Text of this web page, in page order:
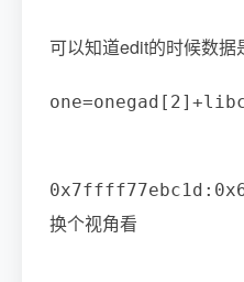
可以知道edit的时候数
one=onegad [ 2] +
0x7ffff77ebc1d :
换个视角看